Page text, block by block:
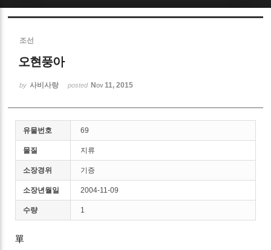
조선
오현풍아
by 사비사랑 posted Nov 11, 2015
유물번호 69
물질 지류
소장경위 기증
소장년월일 2004-11-09
수량 1
單
Sketchbook5, 스케치북5
Sketchbook5, 스케치북5